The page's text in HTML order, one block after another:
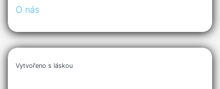
O nás
Vytvořeno s láskou